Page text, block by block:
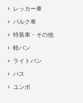
レッカー車
バルク車
特装車・その他
軽バン
ライトバン
バス
ユンボ